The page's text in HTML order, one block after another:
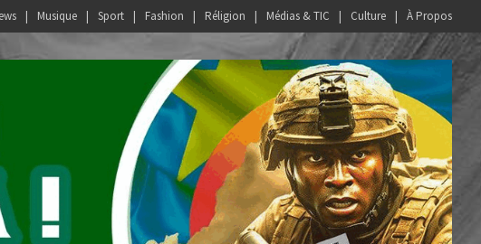
Musique Sport Fashion Réligion Médias & TIC Culture À Propos